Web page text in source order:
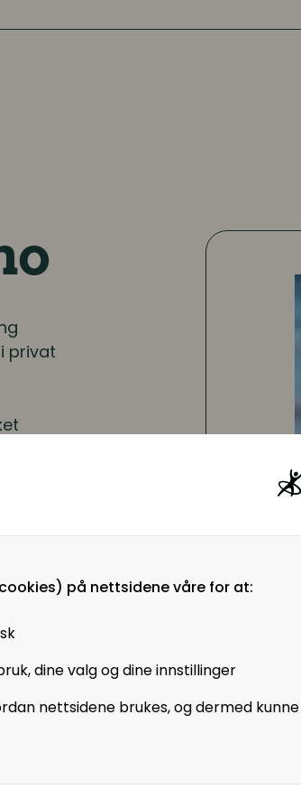
på nettsidene våre for at:
dine valg og dine innstillinger
nettsidene brukes, og dermed
privat
og HR
dette
til
den